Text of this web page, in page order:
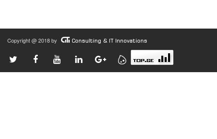
Copyright @ 2018 by Consulting & IT Innovations